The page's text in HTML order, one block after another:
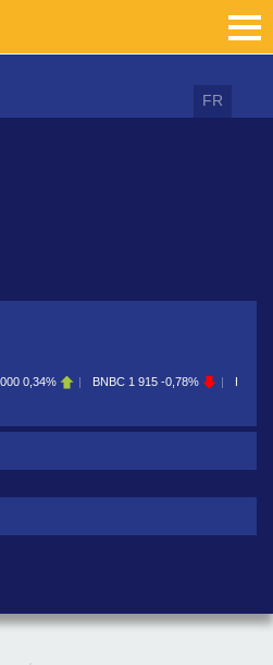
FR
BNBC 1 915 -0,78% BOAB 8 700
pesquisa